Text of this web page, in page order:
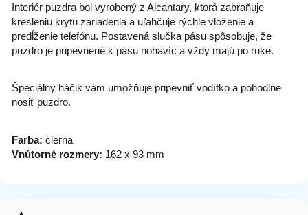
Interiér puzdra bol vyrobený z Alcantary, ktorá zabraňuje
kresleniu krytu zariadenia a uľahčuje rýchle vloženie a
predĺženie telefónu. Postavená slučka pásu spôsobuje, že
puzdro je pripevnené k pásu nohavíc a vždy majú po ruke.
Špeciálny háčik vám umožňuje pripevniť vodítko a pohodlne
nosiť puzdro.
Farba: čierna
Vnútorné rozmery: 162 x 93 mm